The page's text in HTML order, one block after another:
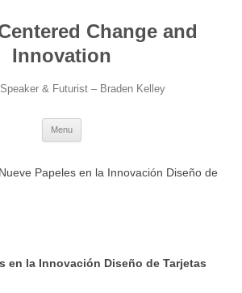
Change and
Innovation
& Futurist – Braden Kelley
Menu
Papeles en la Innovación Diseño de
en la Innovación Diseño de Tarjetas